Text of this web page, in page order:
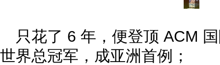
只花了 6 年，便登顶 ACM
世界总冠军，成亚洲首例；